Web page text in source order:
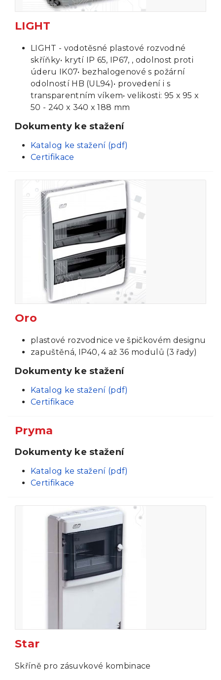
LIGHT
LIGHT - vodotěsné plastové rozvodné
skříňky• krytí IP 65, IP67, , odolnost proti
úderu IK07• bezhalogenové s požární
odolností HB (UL94)• provedení i s
transparentním víkem• velikosti: 95 x 95 x
50 - 240 x 340 x 188 mm
Dokumenty ke stažení
Katalog ke stažení (pdf)
Certifikace
Oro
plastové rozvodnice ve špičkovém designu
zapuštěná, IP40, 4 až 36 modulů (3 řady)
Dokumenty ke stažení
Katalog ke stažení (pdf)
Certifikace
Pryma
Dokumenty ke stažení
Katalog ke stažení (pdf)
Certifikace
Star
Skříně pro zásuvkové kombinace